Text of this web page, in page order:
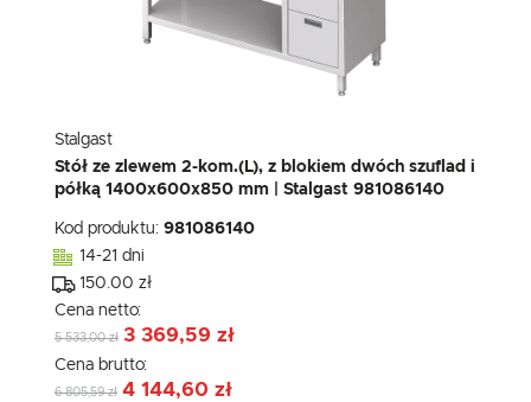
Stalgast
Stół ze zlewem 2-kom.(L), z blokiem dwóch szuflad i
półką 1400x600x850 mm | Stalgast 981086140
Kod produktu: 981086140
14-21 dni
150.00 zł
Cena netto:
5 533,00 zł 3 369,59 zł
Cena brutto:
6 805,59 zł 4 144,60 zł